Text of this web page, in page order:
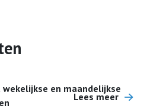
wekelijkse en maandelijkse
Lees meer